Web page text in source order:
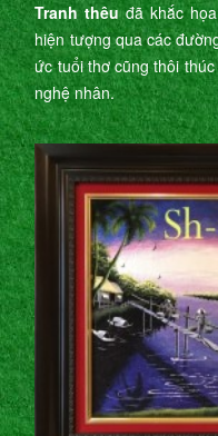
Tranh thêuđã khắc
hiện tượng qua các
ức tuổi thơ cũng thôi
nghệ nhân.